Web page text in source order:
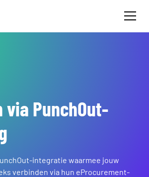
via PunchOut-
integratie waarmee jouw
verbinden via hun eProcurement-